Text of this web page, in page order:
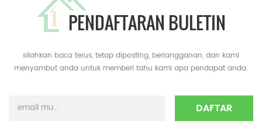
PENDAFTARAN BULETIN
silahkan baca terus, tetap diposting, berlangganan, dan kami
menyambut anda untuk memberi tahu kami apa pendapat anda.